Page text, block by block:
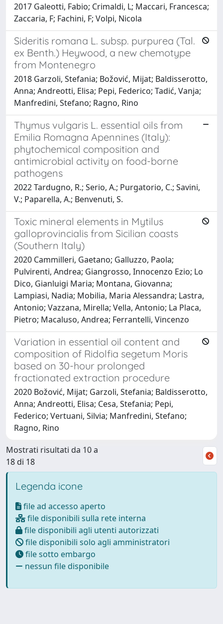
2017 Galeotti, Fabio; Crimaldi, L; Maccari, Francesca;
Zaccaria, F; Fachini, F; Volpi, Nicola
Sideritis romana L. subsp. purpurea (Tal.
ex Benth.) Heywood, a new chemotype
from Montenegro
2018 Garzoli, Stefania; Božović, Mijat; Baldisserotto,
Anna; Andreotti, Elisa; Pepi, Federico; Tadić, Vanja;
Manfredini, Stefano; Ragno, Rino
Thymus vulgaris L. essential oils from
Emilia Romagna Apennines (Italy):
phytochemical composition and
antimicrobial activity on food-borne
pathogens
2022 Tardugno, R.; Serio, A.; Purgatorio, C.; Savini,
V.; Paparella, A.; Benvenuti, S.
Toxic mineral elements in Mytilus
galloprovincialis from Sicilian coasts
(Southern Italy)
2020 Cammilleri, Gaetano; Galluzzo, Paola;
Pulvirenti, Andrea; Giangrosso, Innocenzo Ezio; Lo
Dico, Gianluigi Maria; Montana, Giovanna;
Lampiasi, Nadia; Mobilia, Maria Alessandra; Lastra,
Antonio; Vazzana, Mirella; Vella, Antonio; La Placa,
Pietro; Macaluso, Andrea; Ferrantelli, Vincenzo
Variation in essential oil content and
composition of Ridolfia segetum Moris
based on 30-hour prolonged
fractionated extraction procedure
2020 Božović, Mijat; Garzoli, Stefania; Baldisserotto,
Anna; Andreotti, Elisa; Cesa, Stefania; Pepi,
Federico; Vertuani, Silvia; Manfredini, Stefano;
Ragno, Rino
Mostrati risultati da 10 a
18 di 18
Legenda icone
file ad accesso aperto
file disponibili sulla rete interna
file disponibili agli utenti autorizzati
file disponibili solo agli amministratori
file sotto embargo
nessun file disponibile